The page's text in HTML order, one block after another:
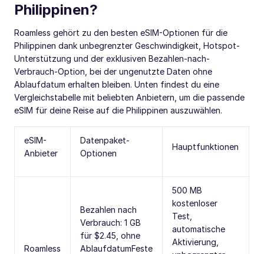
Philippinen?
Roamless gehört zu den besten eSIM-Optionen für die
Philippinen dank unbegrenzter Geschwindigkeit, Hotspot-
Unterstützung und der exklusiven Bezahlen-nach-
Verbrauch-Option, bei der ungenutzte Daten ohne
Ablaufdatum erhalten bleiben. Unten findest du eine
Vergleichstabelle mit beliebten Anbietern, um die passende
eSIM für deine Reise auf die Philippinen auszuwählen.
eSIM-
Anbieter
Datenpaket-
Optionen
Hauptfunktionen
Roamless
Bezahlen nach
Verbrauch: 1 GB
für $2.45, ohne
AblaufdatumFeste
500 MB
kostenloser
Test,
automatische
Aktivierung,